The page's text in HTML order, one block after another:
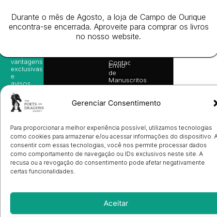
Gerenciar Consentimento
Para proporcionar a melhor experiência possível, utilizamos tecnologias
como cookies para armazenar e/ou acessar informações do dispositivo.
consentir com essas tecnologias, você nos permite processar dados
como comportamento de navegação ou IDs exclusivos neste site. A
recusa ou a revogação do consentimento pode afetar negativamente
certas funcionalidades.
Aceitar
Autores
Eventos
Prémio
Ulysses
Contactos
Envio
de
Manuscritos
Candidatura
Ilustradores
de
Cookies
(EU)
sugestões
de
vantagens
exclusivas
e
avisos
no seu
e-mail.
Subscrever
Todos
os
direitos
Durante o mês de Agosto, a loja de Campo de Ourique
encontra-se encerrada. Aproveite para comprar os livros
no nosso website.